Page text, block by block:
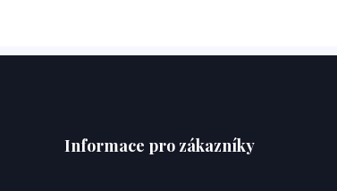
Informace pro zákazníky